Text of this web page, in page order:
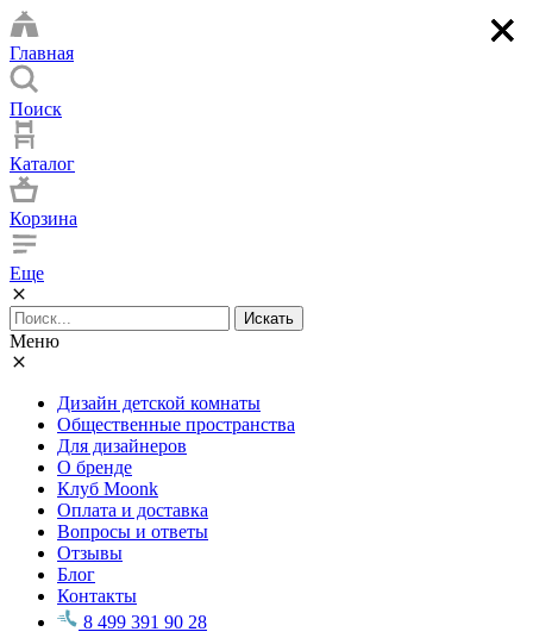
Главная
Поиск
Каталог
Корзина
Еще
Искать
Меню
Дизайн детской комнаты
Общественные пространства
Для дизайнеров
О бренде
Клуб Moonk
Оплата и доставка
Вопросы и ответы
Отзывы
Блог
Контакты
8 499 391 90 28
×
×
×
×